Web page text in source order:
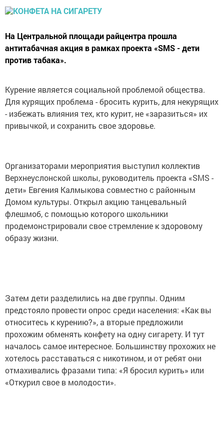
На Центральной площади райцентра прошла
антитабачная акция в рамках проекта «SMS - дети
против табака».
Курение является социальной проблемой общества.
Для курящих проблема - бросить курить, для некурящих
- избежать влияния тех, кто курит, не «заразиться» их
привычкой, и сохранить свое здоровье.
Организаторами мероприятия выступил коллектив
Верхнеуслонской школы, руководитель проекта «SMS -
дети» Евгения Калмыкова совместно с районным
Домом культуры. Открыл акцию танцевальный
флешмоб, с помощью которого школьники
продемонстрировали свое стремление к здоровому
образу жизни.
Затем дети разделились на две группы. Одним
предстояло провести опрос среди населения: «Как вы
относитесь к курению?», а вторые предложили
прохожим обменять конфету на одну сигарету. И тут
началось самое интересное. Большинству прохожих не
хотелось расставаться с никотином, и от ребят они
отмахивались фразами типа: «Я бросил курить» или
«Откурил свое в молодости».